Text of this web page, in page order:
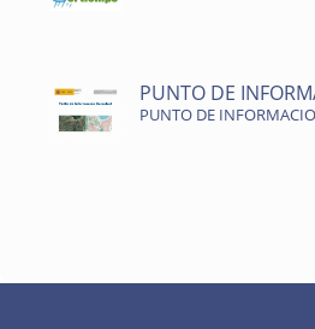
PUNTO DE
PUNTO DE